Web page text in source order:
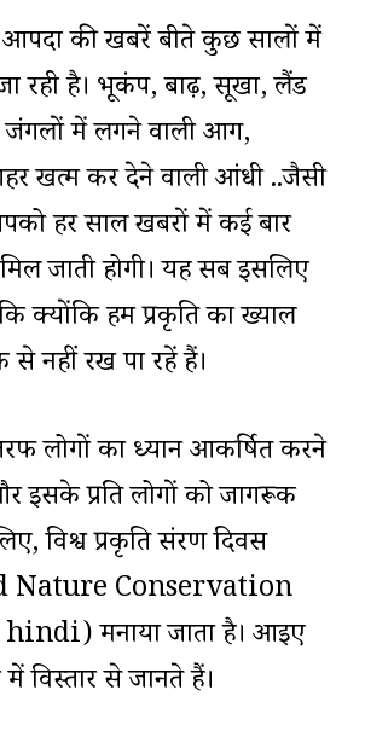
आपदा की खबरें बीते कुछ सालों में
रही है। भूकंप, बाढ़, सूखा, लैंड
जंगलों में लगने वाली आग,
खत्म कर देने वाली आंधी ..जैसी
हर साल खबरों में कई बार
जाती होगी। यह सब इसलिए
क्योंकि हम प्रकृति का ख्याल
से नहीं रख पा रहें हैं।
लोगों का ध्यान आकर्षित करने
इसके प्रति लोगों को जागरूक
विश्व प्रकृति संरक्षण दिवस
Nature Conservation
मनाया जाता है। आइए
विस्तार से जानते हैं।